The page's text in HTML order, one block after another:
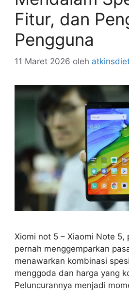
Fitur, dan
Pengguna
11 Maret 2026 oleh
Xiomi not 5 – Xiaomi Note 5,
pernah menggemparkan
menawarkan kombinasi
menggoda dan harga yang
Peluncurannya menjadi